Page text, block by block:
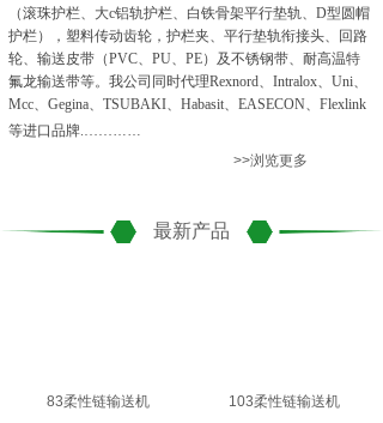
（滚珠护栏、大c铝轨护栏、白铁骨架平行垫轨、D型圆帽
护栏），塑料传动齿轮，护栏夹、平行垫轨衔接头、回路
轮、输送皮带（PVC、PU、PE）及不锈钢带、耐高温特
氟龙输送带等。我公司同时代理Rexnord、Intralox、Uni、
Mcc、Gegina、TSUBAKI、Habasit、EASECON、Flexlink
等进口品牌.…………
>>浏览更多
最新产品
83柔性链输送机 103柔性链输送机